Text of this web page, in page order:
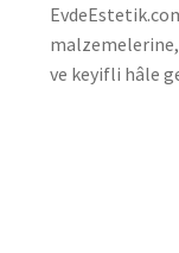
ve keyifli hâle